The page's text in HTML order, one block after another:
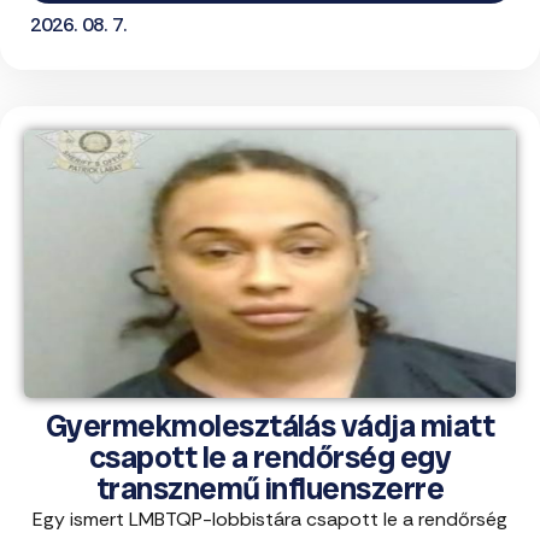
2026. 08. 7.
Gyermekmolesztálás vádja miatt
csapott le a rendőrség egy
transznemű influenszerre
Egy ismert LMBTQP-lobbistára csapott le a rendőrség